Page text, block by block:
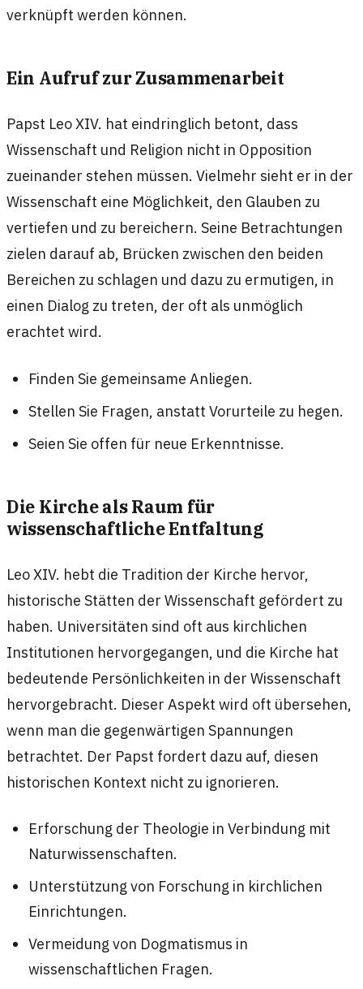
verknüpft werden können.
Ein Aufruf zur Zusammenarbeit
Papst Leo XIV. hat eindringlich betont, dass
Wissenschaft und Religion nicht in Opposition
zueinander stehen müssen. Vielmehr sieht er in der
Wissenschaft eine Möglichkeit, den Glauben zu
vertiefen und zu bereichern. Seine Betrachtungen
zielen darauf ab, Brücken zwischen den beiden
Bereichen zu schlagen und dazu zu ermutigen, in
einen Dialog zu treten, der oft als unmöglich
erachtet wird.
Finden Sie gemeinsame Anliegen.
Stellen Sie Fragen, anstatt Vorurteile zu hegen.
Seien Sie offen für neue Erkenntnisse.
Die Kirche als Raum für
wissenschaftliche Entfaltung
Leo XIV. hebt die Tradition der Kirche hervor,
historische Stätten der Wissenschaft gefördert zu
haben. Universitäten sind oft aus kirchlichen
Institutionen hervorgegangen, und die Kirche hat
bedeutende Persönlichkeiten in der Wissenschaft
hervorgebracht. Dieser Aspekt wird oft übersehen,
wenn man die gegenwärtigen Spannungen
betrachtet. Der Papst fordert dazu auf, diesen
historischen Kontext nicht zu ignorieren.
Erforschung der Theologie in Verbindung mit
Naturwissenschaften.
Unterstützung von Forschung in kirchlichen
Einrichtungen.
Vermeidung von Dogmatismus in
wissenschaftlichen Fragen.